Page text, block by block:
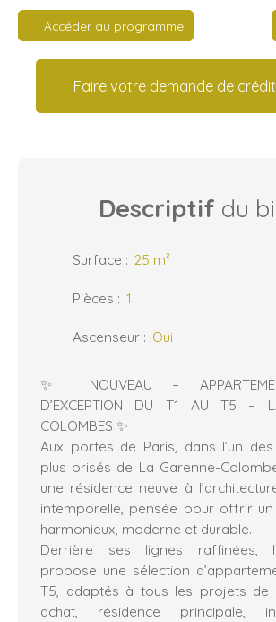
Accéder au programme
Faire votre demande de
Descriptif du
Surface : 25 m²
Pièces : 1
Ascenseur : Oui
✨ NOUVEAU –
D’EXCEPTION DU T1 AU T5 –
COLOMBES ✨
Aux portes de Paris, dans l’un
plus prisés de La Garenne-
une résidence neuve à
intemporelle, pensée pour offrir
harmonieux, moderne et durable.
Derrière ses lignes raffinées,
propose une sélection
T5, adaptés à tous les projets de
achat, résidence principale,